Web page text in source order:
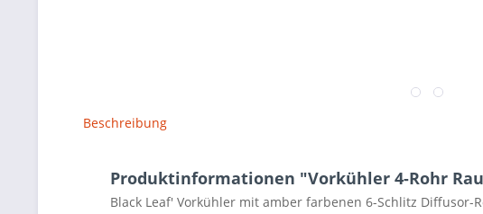
Beschreibung
Produktinformationen "Vorkühler 4-Rohr
Black Leaf' Vorkühler mit amber farbenen 6-Schlitz Diffusor-